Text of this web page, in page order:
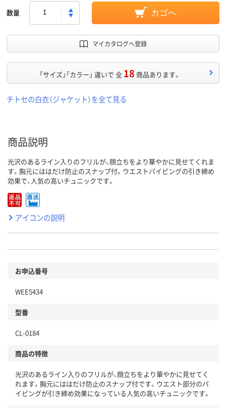
数量 カゴへ
マイカタログへ登録
「サイズ」「カラー」 違いで 全 18 商品あります。
チトセの白衣（ジャケット）を全て見る
商品説明
光沢のあるライン入りのフリルが、顔立ちをより華やかに見せてくれま
す。胸元にははだけ防止のスナップ付。ウエストパイピングの引き締め
効果で、人気の高いチュニックです。
アイコンの説明
お申込番号
WEE5434
型番
CL-0184
商品の特徴
光沢のあるライン入りのフリルが、顔立ちをより華やかに見せてく
れます。胸元にははだけ防止のスナップ付です。ウエスト部分のパ
イピングが引き締め効果になっている人気の高いチュニックです。